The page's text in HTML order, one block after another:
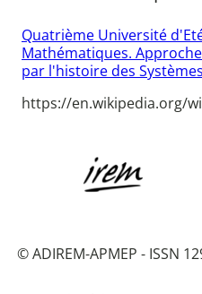
Quatrième Université
Mathématiques.
par l'histoire des
https://en.wikipedia.org/
© ADIREM-APMEP - ISSN